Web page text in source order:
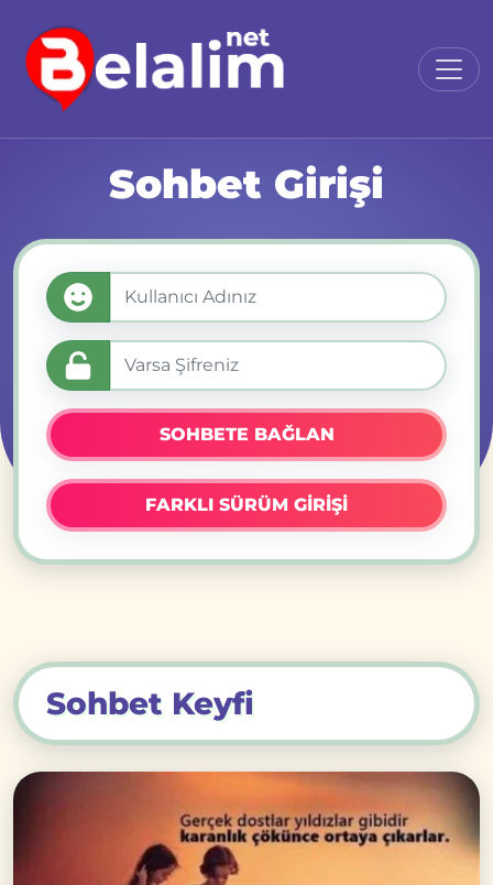
Sohbet Girişi
SOHBETE BAĞLAN
FARKLI SÜRÜM GİRİŞİ
Sohbet Keyfi